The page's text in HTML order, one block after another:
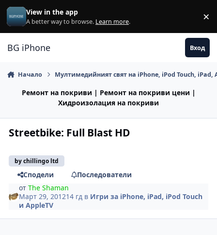
Премини към съдържанието
View in the app
A better way to browse. Learn more. ×
BG iPhone Вход
Начало Мултимедийният свят на iPhone, iPod Touch, iPad,
Ремонт на покриви | Ремонт на покриви цени |
Хидроизолация на покриви
Streetbike: Full Blast HD
by chillingo ltd
Сподели
Последователи
отThe Shaman
Март 29, 201214 гд в Игри за iPhone, iPad, iPod Touch
и AppleTV